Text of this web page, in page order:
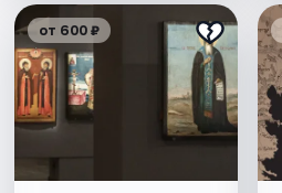
от 600 ₽